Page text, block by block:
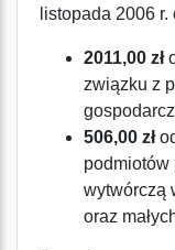
listopada 2006
2011,00 zł
związku z
506,00 zł
podmiotów
wytwórczą
oraz